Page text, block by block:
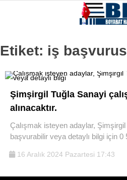
GALERİ
SINOP
SIYASET
GENEL
SPOR
Etiket: iş
Şimşirgil Tuğla Sanayi
alınacaktır.
Çalışmak isteyen adaylar,
başvurabilir veya detaylı bilgi için 0
16 Aralık 2024 Pazartesi 17:43